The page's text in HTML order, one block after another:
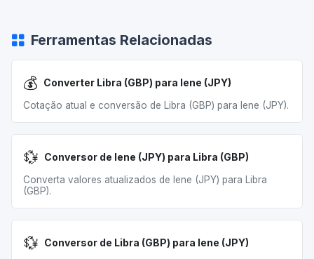
Ferramentas Relacionadas
💰 Converter Libra (GBP) para Iene (JPY)
Cotação atual e conversão de Libra (GBP) para Iene (JPY).
💱 Conversor de Iene (JPY) para Libra (GBP)
Converta valores atualizados de Iene (JPY) para Libra
(GBP).
💱 Conversor de Libra (GBP) para Iene (JPY)